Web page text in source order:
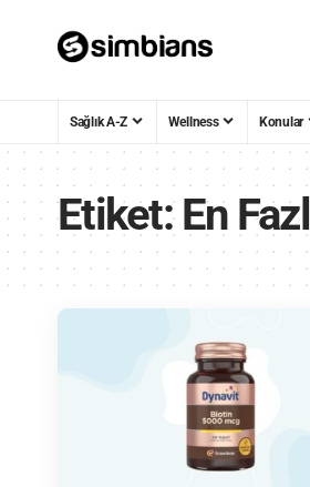
Sağlık A-Z Wellness Konular
Etiket:En